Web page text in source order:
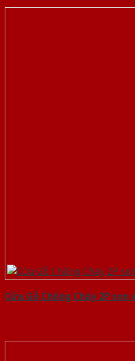
Cửa Gỗ Chống Cháy 2P son